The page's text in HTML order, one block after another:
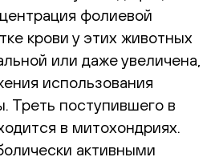
фолиевой
крови у этих животных
или даже увеличена,
использования
Треть поступившего в
в митохондриях.
активными